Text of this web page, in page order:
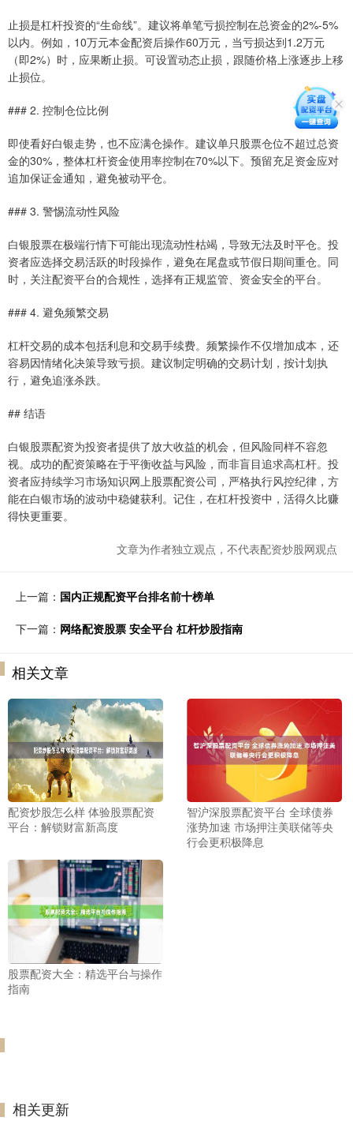
止损是杠杆投资的“生命线”。建议将单笔亏损控制在总资金的2%-5%
以内。例如，10万元本金配资后操作60万元，当亏损达到1.2万元
（即2%）时，应果断止损。可设置动态止损，跟随价格上涨逐步上移
止损位。
### 2. 控制仓位比例
即使看好白银走势，也不应满仓操作。建议单只股票仓位不超过总资
金的30%，整体杠杆资金使用率控制在70%以下。预留充足资金应对
追加保证金通知，避免被动平仓。
### 3. 警惕流动性风险
白银股票在极端行情下可能出现流动性枯竭，导致无法及时平仓。投
资者应选择交易活跃的时段操作，避免在尾盘或节假日期间重仓。同
时，关注配资平台的合规性，选择有正规监管、资金安全的平台。
### 4. 避免频繁交易
杠杆交易的成本包括利息和交易手续费。频繁操作不仅增加成本，还
容易因情绪化决策导致亏损。建议制定明确的交易计划，按计划执
行，避免追涨杀跌。
## 结语
白银股票配资为投资者提供了放大收益的机会，但风险同样不容忽
视。成功的配资策略在于平衡收益与风险，而非盲目追求高杠杆。投
资者应持续学习市场知识网上股票配资公司，严格执行风控纪律，方
能在白银市场的波动中稳健获利。记住，在杠杆投资中，活得久比赚
得快更重要。
文章为作者独立观点，不代表配资炒股网观点
上一篇： 国内正规配资平台排名前十榜单
下一篇： 网络配资股票 安全平台 杠杆炒股指南
相关文章
配资炒股怎么样 体验股票配资
平台：解锁财富新高度
智沪深股票配资平台 全球债券
涨势加速 市场押注美联储等央
行会更积极降息
股票配资大全：精选平台与操作
指南
相关更新